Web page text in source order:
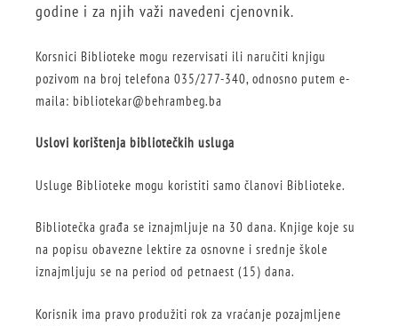
godine i za njih važi navedeni cjenovnik.
Korsnici Biblioteke mogu rezervisati ili naručiti knjigu
pozivom na broj telefona 035/277-340, odnosno putem e-
maila: bibliotekar@behrambeg.ba
Uslovi korištenja bibliotečkih usluga
Usluge Biblioteke mogu koristiti samo članovi Biblioteke.
Bibliotečka građa se iznajmljuje na 30 dana. Knjige koje su
na popisu obavezne lektire za osnovne i srednje škole
iznajmljuju se na period od petnaest (15) dana.
Korisnik ima pravo produžiti rok za vraćanje pozajmljene